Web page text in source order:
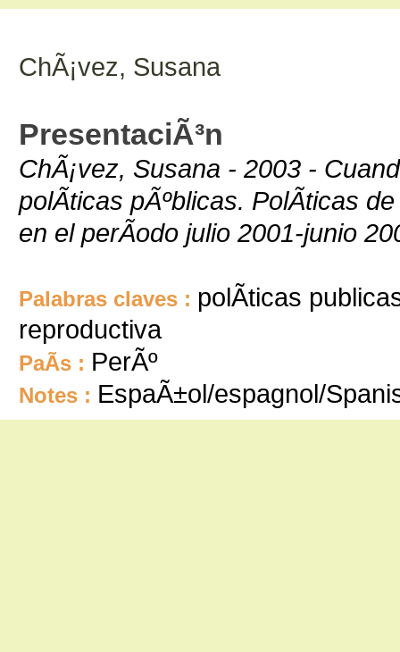
ChÃ¡vez, Susana
PresentaciÃ³n
ChÃ¡vez, Susana - 2003 -
polÃ­ticas pÃºblicas. PolÃ­ticas
en el perÃ­odo julio 2001-junio
Palabras claves : polÃ­ticas
reproductiva
PaÃ­s : PerÃº
Notes : EspaÃ±ol/espagnol/